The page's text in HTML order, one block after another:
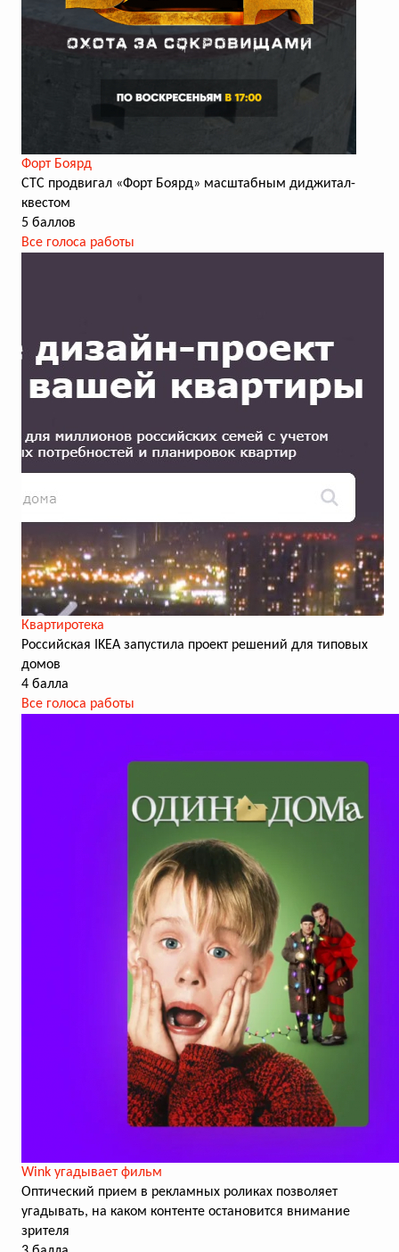
Форт Боярд
СТС продвигал «Форт Боярд» масштабным диджитал-
квестом
5 баллов
Все голоса работы
Квартиротека
Российская IKEA запустила проект решений для типовых
домов
4 балла
Все голоса работы
Wink угадывает фильм
Оптический прием в рекламных роликах позволяет
угадывать, на каком контенте остановится внимание
зрителя